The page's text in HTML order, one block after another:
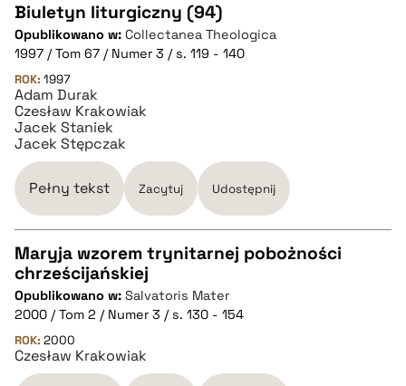
CZYSTY TEKST
pobierz cytat
BIBTEX
pobierz cytat
Biuletyn liturgiczny (94)
Opublikowano w: Collectanea Theologica
1997 / Tom 67 / Numer 3 / s. 119 - 140
ROK: 1997
Adam Durak
Czesław Krakowiak
Jacek Staniek
Jacek Stępczak
Pełny tekst Zacytuj Udostępnij
CZYSTY TEKST
pobierz cytat
Maryja wzorem trynitarnej pobożności
chrześcijańskiej
Opublikowano w: Salvatoris Mater
2000 / Tom 2 / Numer 3 / s. 130 - 154
ROK: 2000
Czesław Krakowiak